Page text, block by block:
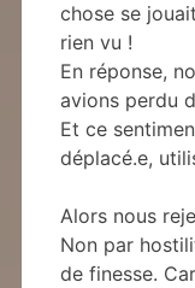
chose se
rien vu !
En réponse,
avions perdu
Et ce
déplacé.e,
Alors nous
Non par
de finesse.